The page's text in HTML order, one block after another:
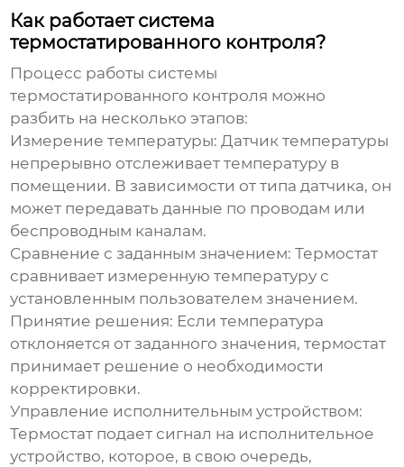
Как работает система
термостатированного контроля?
Процесс работы системы
термостатированного контроля можно
разбить на несколько этапов:
Измерение температуры: Датчик температуры
непрерывно отслеживает температуру в
помещении. В зависимости от типа датчика, он
может передавать данные по проводам или
беспроводным каналам.
Сравнение с заданным значением: Термостат
сравнивает измеренную температуру с
установленным пользователем значением.
Принятие решения: Если температура
отклоняется от заданного значения, термостат
принимает решение о необходимости
корректировки.
Управление исполнительным устройством:
Термостат подает сигнал на исполнительное
устройство, которое, в свою очередь,